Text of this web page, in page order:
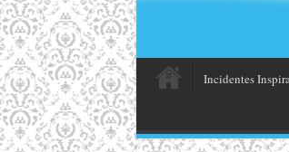
Incidentes